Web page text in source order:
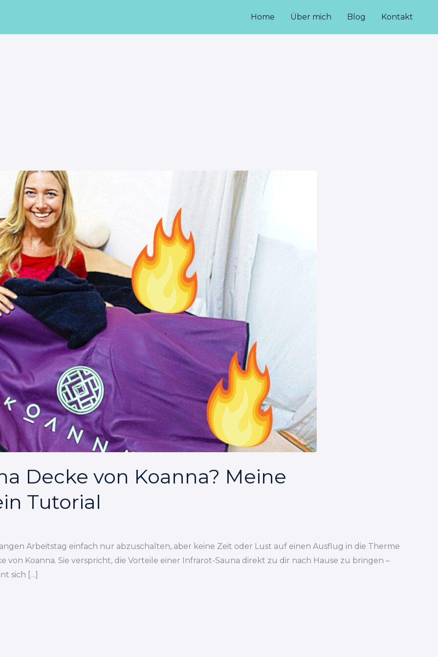
Home Über mich Blog Kontakt
Decke von Koanna? Meine
Tutorial
Arbeitstag einfach nur abzuschalten, aber keine Zeit oder Lust auf einen Ausflug in die Therme
von Koanna. Sie verspricht, die Vorteile einer Infrarot-Sauna direkt zu dir nach Hause zu bringen –
sich […]